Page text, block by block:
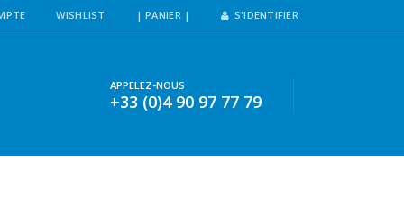
WISHLIST | PANIER | S'IDENTIFIER
APPELEZ-NOUS
+33 (0)4 90 97 77 79